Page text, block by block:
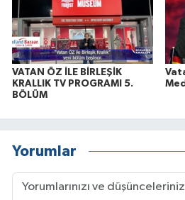
VATAN ÖZ İLE BİRLEŞİK
KRALLIK TV PROGRAMI 5.
BÖLÜM
Yorumlar